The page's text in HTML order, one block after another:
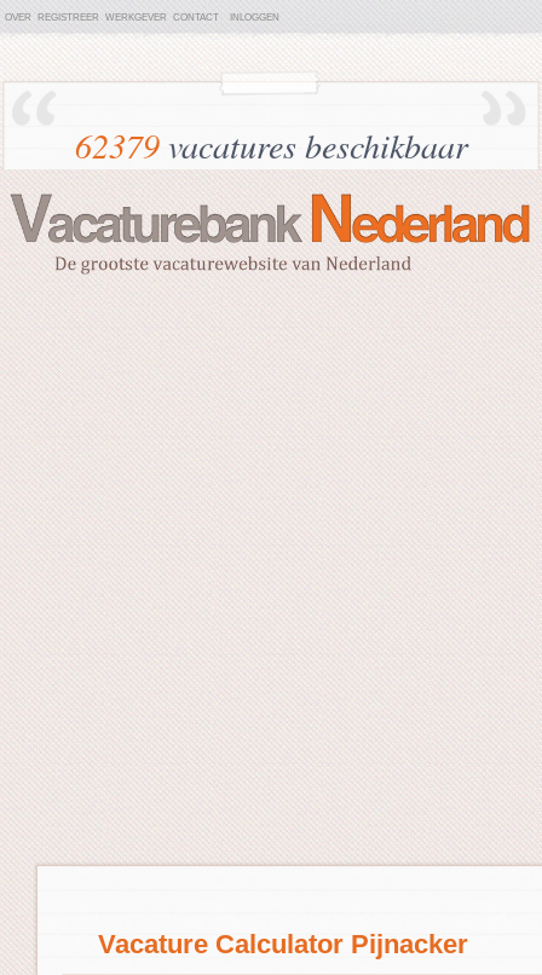
OVER REGISTREER WERKGEVER CONTACT INLOGGEN
62379vacatures beschikbaar
Vacature Calculator Pijnacker